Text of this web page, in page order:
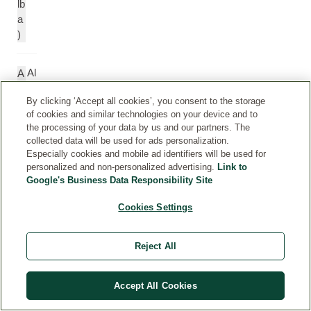
lb
a
)
A Al
o
h
ol
P
y
er
By clicking ‘Accept all cookies’, you consent to the storage
of cookies and similar technologies on your device and to
the processing of your data by us and our partners. The
collected data will be used for ads personalization.
Especially cookies and mobile ad identifiers will be used for
personalized and non-personalized advertising. Link to
Google's Business Data Responsibility Site
Cookies Settings
Reject All
Accept All Cookies